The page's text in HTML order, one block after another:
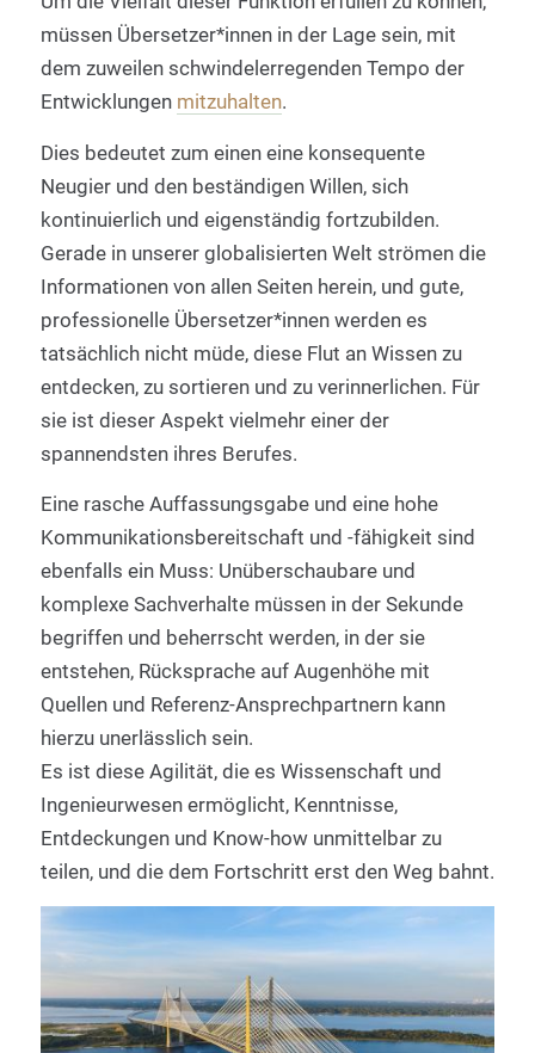
müssen Übersetzer*innen in der Lage sein, mit
dem zuweilen schwindelerregenden Tempo der
Entwicklungen mitzuhalten.
Dies bedeutet zum einen eine konsequente
Neugier und den beständigen Willen, sich
kontinuierlich und eigenständig fortzubilden.
Gerade in unserer globalisierten Welt strömen die
Informationen von allen Seiten herein, und gute,
professionelle Übersetzer*innen werden es
tatsächlich nicht müde, diese Flut an Wissen zu
entdecken, zu sortieren und zu verinnerlichen. Für
sie ist dieser Aspekt vielmehr einer der
spannendsten ihres Berufes.
Eine rasche Auffassungsgabe und eine hohe
Kommunikationsbereitschaft und -fähigkeit sind
ebenfalls ein Muss: Unüberschaubare und
komplexe Sachverhalte müssen in der Sekunde
begriffen und beherrscht werden, in der sie
entstehen, Rücksprache auf Augenhöhe mit
Quellen und Referenz-Ansprechpartnern kann
hierzu unerlässlich sein.
Es ist diese Agilität, die es Wissenschaft und
Ingenieurwesen ermöglicht, Kenntnisse,
Entdeckungen und Know-how unmittelbar zu
teilen, und die dem Fortschritt erst den Weg bahnt.